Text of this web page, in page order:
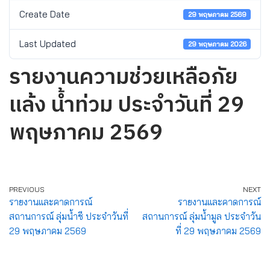
Create Date 29 พฤษภาคม 2569
Last Updated 29 พฤษภาคม 2026
รายงานความช่วยเหลือภัย
แล้ง น้ำท่วม ประจำวันที่ 29
พฤษภาคม 2569
PREVIOUS
รายงานและคาดการณ์
สถานการณ์ ลุ่มน้ำชี ประจำวันที่
29 พฤษภาคม 2569
NEXT
รายงานและคาดการณ์
สถานการณ์ ลุ่มน้ำมูล ประจำวัน
ที่ 29 พฤษภาคม 2569